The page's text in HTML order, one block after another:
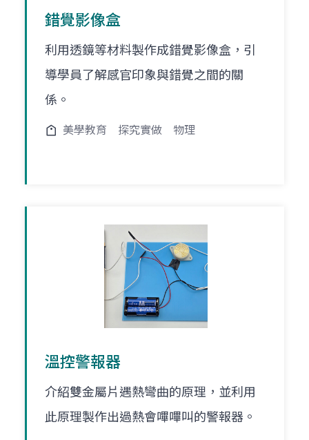
錯覺影像盒
利用透鏡等材料製作成錯覺影像盒，引
導學員了解感官印象與錯覺之間的關
係。
美學教育 探究實做 物理
溫控警報器
介紹雙金屬片遇熱彎曲的原理，並利用
此原理製作出過熱會嗶嗶叫的警報器。